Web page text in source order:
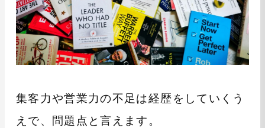
集客力や営業力の不足は経歴をしていくう
えで、問題点と言えます。